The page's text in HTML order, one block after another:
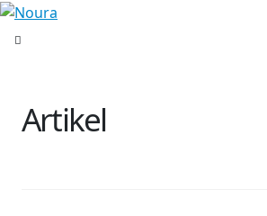
Artikel